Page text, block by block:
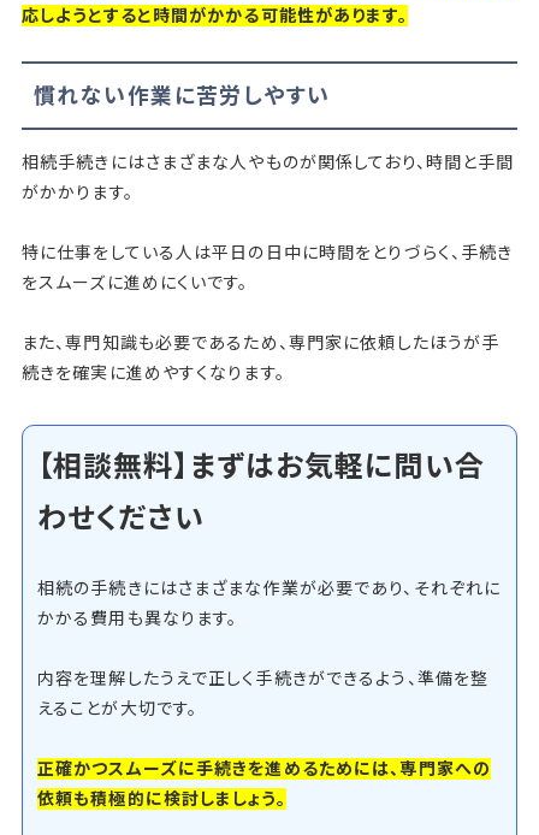
応しようとすると時間がかかる可能性があります。
慣れない作業に苦労しやすい
相続手続きにはさまざまな人やものが関係しており、時間と手間
がかかります。
特に仕事をしている人は平日の日中に時間をとりづらく、手続き
をスムーズに進めにくいです。
また、専門知識も必要であるため、専門家に依頼したほうが手
続きを確実に進めやすくなります。
【相談無料】まずはお気軽に問い合
わせください
相続の手続きにはさまざまな作業が必要であり、それぞれに
かかる費用も異なります。
内容を理解したうえで正しく手続きができるよう、準備を整
えることが大切です。
正確かつスムーズに手続きを進めるためには、専門家への
依頼も積極的に検討しましょう。